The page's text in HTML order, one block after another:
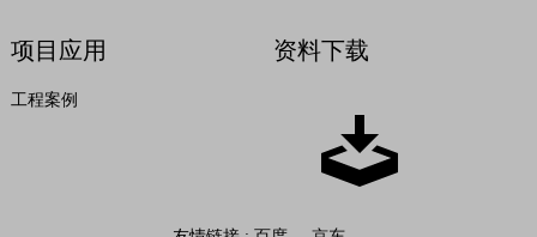
项目应用
工程案例
资料下载